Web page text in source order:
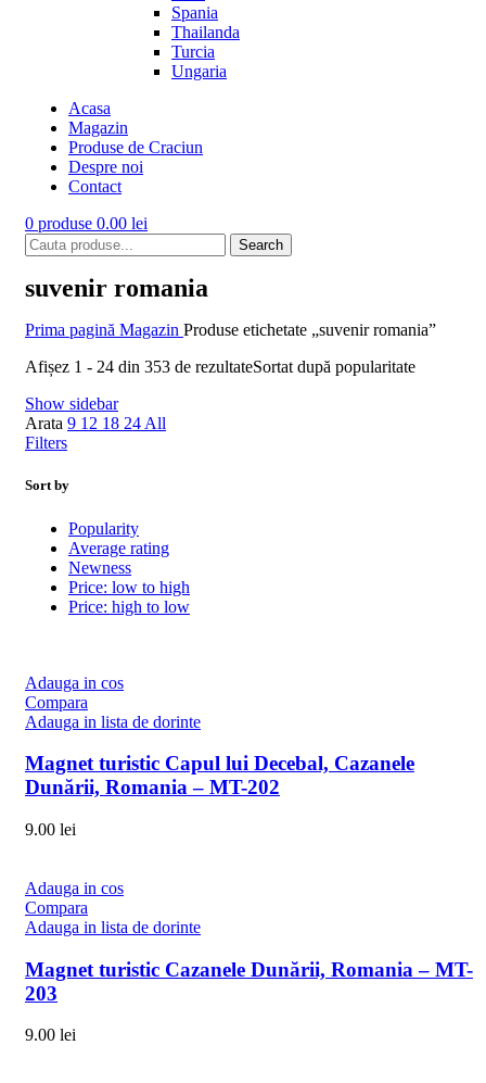
Spania
Thailanda
Turcia
Ungaria
Acasa
Magazin
Produse de Craciun
Despre noi
Contact
0 produse 0.00 lei
Search
suvenir romania
Prima pagină Magazin Produse etichetate „suvenir romania”
Afișez 1 - 24 din 353 de rezultateSortat după popularitate
Show sidebar
Arata 9 12 18 24 All
Filters
Sort by
Popularity
Average rating
Newness
Price: low to high
Price: high to low
Adauga in cos
Compara
Adauga in lista de dorinte
Magnet turistic Capul lui Decebal, Cazanele
Dunării, Romania – MT-202
9.00 lei
Adauga in cos
Compara
Adauga in lista de dorinte
Magnet turistic Cazanele Dunării, Romania – MT-
203
9.00 lei